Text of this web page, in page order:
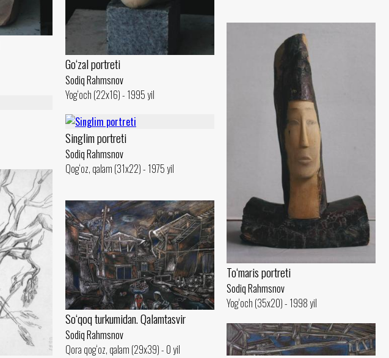
Go‘zal portreti
Sodiq Rahmsnov
Yog‘och (22x16) - 1995 yil
To‘maris portreti
Sodiq Rahmsnov
Yog‘och (35x20) - 1998 yil
Singlim portreti
Sodiq Rahmsnov
Qog‘oz, qalam (31x22) - 1975 yil
So‘qoq turkumidan. Qalamtasvir
Sodiq Rahmsnov
Qora qog‘oz, qalam (29x39) - 0 yil